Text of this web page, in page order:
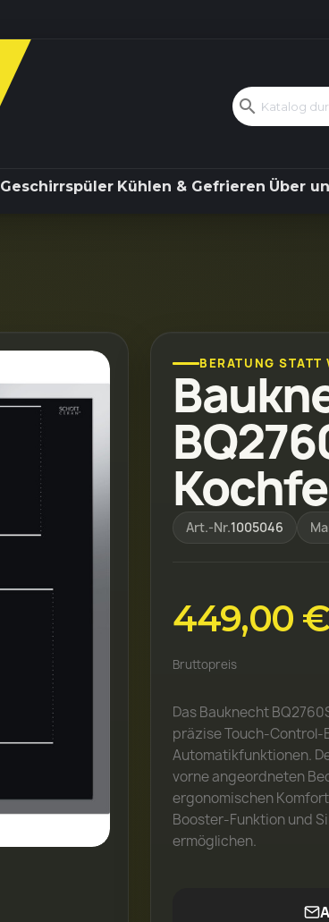
search
Geschirrspüler Kühlen & Gefrieren Über
BERATUNG STATT
Art.-Nr.1005046
449,00 €
Bruttopreis
Das Bauknecht
präzise Touch-
Automatikfunktionen.
vorne angeordneten
ergonomischen
Booster-Funktion und
ermöglichen.